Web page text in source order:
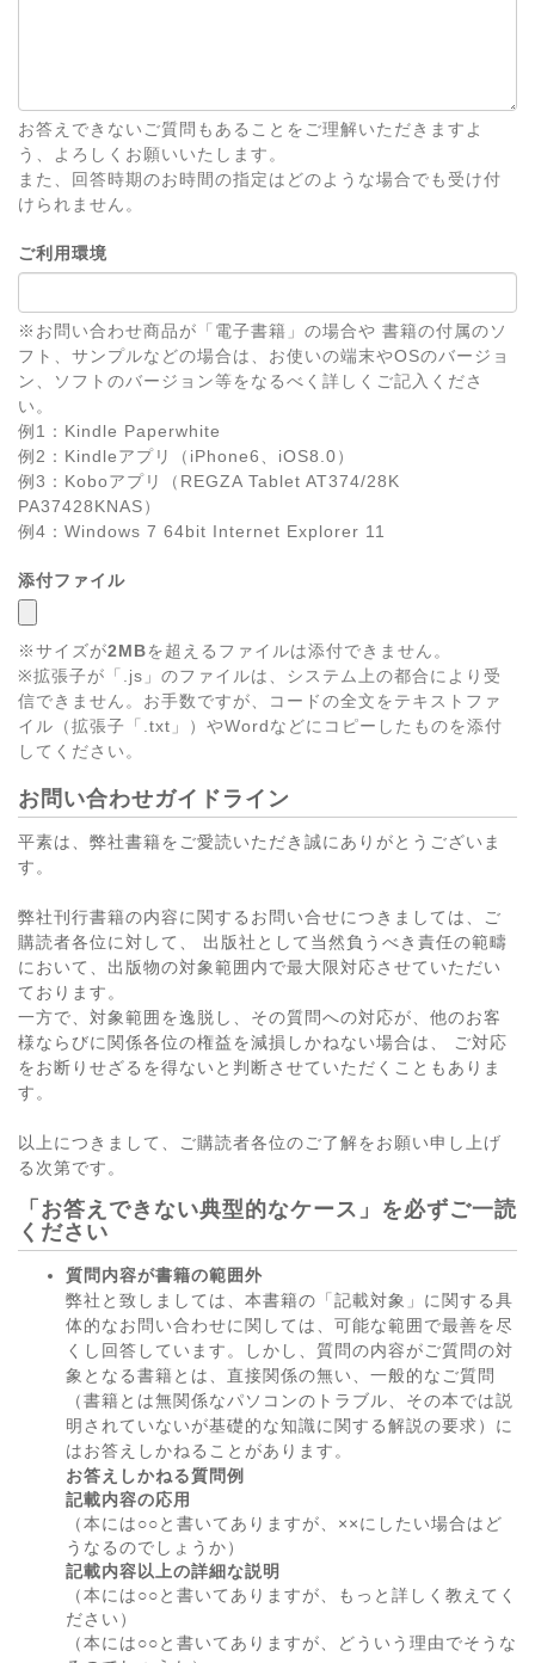
お答えできないご質問もあることをご理解いただきますよ
う、よろしくお願いいたします。
また、回答時期のお時間の指定はどのような場合でも受け付
けられません。
ご利用環境
※お問い合わせ商品が「電子書籍」の場合や 書籍の付属のソ
フト、サンプルなどの場合は、お使いの端末やOSのバージョ
ン、ソフトのバージョン等をなるべく詳しくご記入くださ
い。
例1：Kindle Paperwhite
例2：Kindleアプリ（iPhone6、iOS8.0）
例3：Koboアプリ（REGZA Tablet AT374/28K
PA37428KNAS）
例4：Windows 7 64bit Internet Explorer 11
添付ファイル
※サイズが2MBを超えるファイルは添付できません。
※拡張子が「.js」のファイルは、システム上の都合により受
信できません。お手数ですが、コードの全文をテキストファ
イル（拡張子「.txt」）やWordなどにコピーしたものを添付
してください。
お問い合わせガイドライン
平素は、弊社書籍をご愛読いただき誠にありがとうございま
す。
弊社刊行書籍の内容に関するお問い合せにつきましては、ご
購読者各位に対して、 出版社として当然負うべき責任の範疇
において、出版物の対象範囲内で最大限対応させていただい
ております。
一方で、対象範囲を逸脱し、その質問への対応が、他のお客
様ならびに関係各位の権益を減損しかねない場合は、 ご対応
をお断りせざるを得ないと判断させていただくこともありま
す。
以上につきまして、ご購読者各位のご了解をお願い申し上げ
る次第です。
「お答えできない典型的なケース」を必ずご一読
ください
質問内容が書籍の範囲外
弊社と致しましては、本書籍の「記載対象」に関する具
体的なお問い合わせに関しては、可能な範囲で最善を尽
くし回答しています。しかし、質問の内容がご質問の対
象となる書籍とは、直接関係の無い、一般的なご質問
（書籍とは無関係なパソコンのトラブル、その本では説
明されていないが基礎的な知識に関する解説の要求）に
はお答えしかねることがあります。
お答えしかねる質問例
記載内容の応用
（本には○○と書いてありますが、××にしたい場合はど
うなるのでしょうか）
記載内容以上の詳細な説明
（本には○○と書いてありますが、もっと詳しく教えてく
ださい）
（本には○○と書いてありますが、どういう理由でそうな